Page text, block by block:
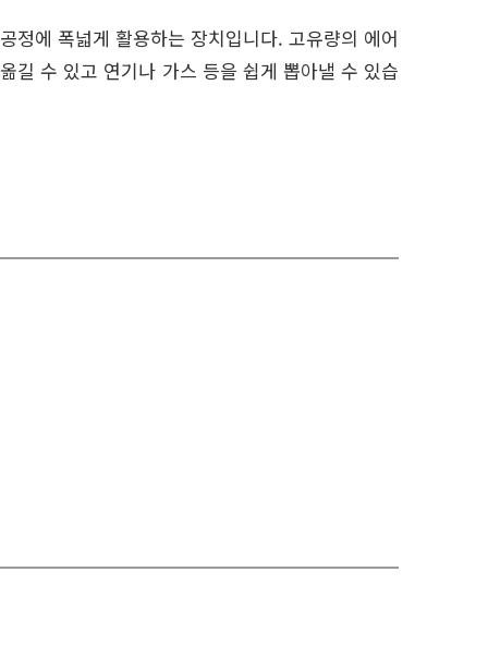
정에 폭넓게 활용하는 장치입니다. 고유량의 에어
길 수 있고 연기나 가스 등을 쉽게 뽑아낼 수 있습